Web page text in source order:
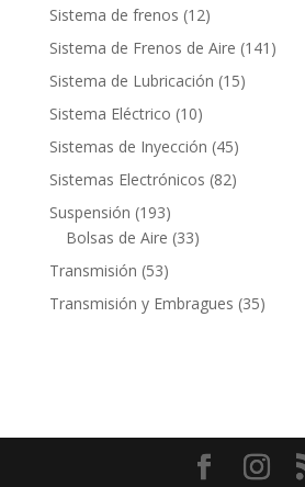
Sistema de frenos 1212
productos
Sistema de Frenos de Aire 141 141
Sistema de Lubricación 1515
Sistema Eléctrico 1010
productos
Sistemas de Inyección 4545
productos
Sistemas Electrónicos 8282
Suspensión 193193
productos
Bolsas de Aire 3333
Transmisión 5353
productos
Transmisión y Embragues 3535